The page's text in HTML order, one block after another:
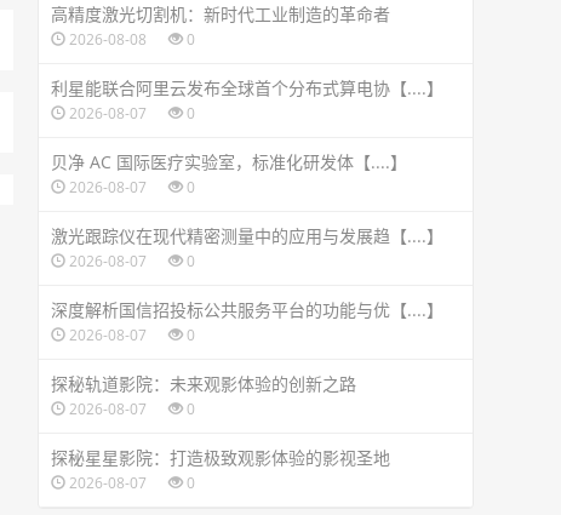
高精度激光切割机：新时代工业制造的革命者
2026-08-08 0
利星能联合阿里云发布全球首个分布式算电协【....】
2026-08-07 0
贝净 AC 国际医疗实验室，标准化研发体【....】
2026-08-07 0
激光跟踪仪在现代精密测量中的应用与发展趋【....】
2026-08-07 0
深度解析国信招投标公共服务平台的功能与优【....】
2026-08-07 0
探秘轨道影院：未来观影体验的创新之路
2026-08-07 0
探秘星星影院：打造极致观影体验的影视圣地
2026-08-07 0